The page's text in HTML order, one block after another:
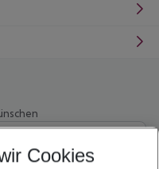
Cookies